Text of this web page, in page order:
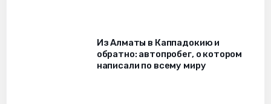
Из Алматы в Каппадокию и
обратно: автопробег, о котором
написали по всему миру